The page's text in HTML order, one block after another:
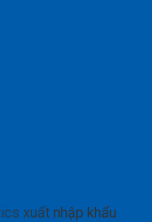
xuất nhập khẩu